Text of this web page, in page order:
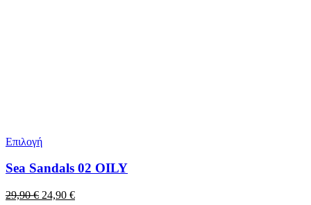
Επιλογή
Sea Sandals 02 OILY
29,90€ Original
24,90 €Η